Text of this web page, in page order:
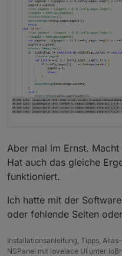
Aber mal im Ernst.
Hat auch das gleiche
funktioniert.
Ich hatte mit der
oder fehlende Seiten
Installationsanleitung, Tipps,
NSPanel mit lovelace UI unter